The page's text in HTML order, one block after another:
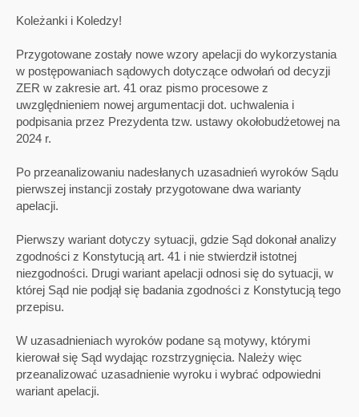
Koleżanki i Koledzy!
Przygotowane zostały nowe wzory apelacji do wykorzystania
w postępowaniach sądowych dotyczące odwołań od decyzji
ZER w zakresie art. 41 oraz pismo procesowe z
uwzględnieniem nowej argumentacji dot. uchwalenia i
podpisania przez Prezydenta tzw. ustawy okołobudżetowej na
2024 r.
Po przeanalizowaniu nadesłanych uzasadnień wyroków Sądu
pierwszej instancji zostały przygotowane dwa warianty
apelacji.
Pierwszy wariant dotyczy sytuacji, gdzie Sąd dokonał analizy
zgodności z Konstytucją art. 41 i nie stwierdził istotnej
niezgodności. Drugi wariant apelacji odnosi się do sytuacji, w
której Sąd nie podjął się badania zgodności z Konstytucją tego
przepisu.
W uzasadnieniach wyroków podane są motywy, którymi
kierował się Sąd wydając rozstrzygnięcia. Należy więc
przeanalizować uzasadnienie wyroku i wybrać odpowiedni
wariant apelacji.